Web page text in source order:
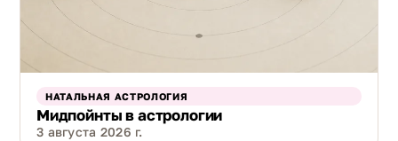
НАТАЛЬНАЯ АСТРОЛОГИЯ
Мидпойнты в астрологии
3 августа 2026 г.